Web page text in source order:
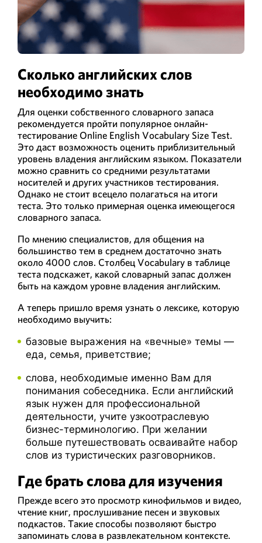
Сколько английских слов
необходимо знать
Для оценки собственного словарного запаса
рекомендуется пройти популярное онлайн-
тестирование Online English Vocabulary Size Test.
Это даст возможность оценить приблизительный
уровень владения английским языком. Показатели
можно сравнить со средними результатами
носителей и других участников тестирования.
Однако не стоит всецело полагаться на итоги
теста. Это только примерная оценка имеющегося
словарного запаса.
По мнению специалистов, для общения на
большинство тем в среднем достаточно знать
около 4000 слов. Столбец Vocabulary в таблице
теста подскажет, какой словарный запас должен
быть на каждом уровне владения английским.
А теперь пришло время узнать о лексике, которую
необходимо выучить:
базовые выражения на «вечные» темы —
еда, семья, приветствие;
слова, необходимые именно Вам для
понимания собеседника. Если английский
язык нужен для профессиональной
деятельности, учите узкоотраслевую
бизнес-терминологию. При желании
больше путешествовать осваивайте набор
слов из туристических разговорников.
Где брать слова для изучения
Прежде всего это просмотр кинофильмов и видео,
чтение книг, прослушивание песен и звуковых
подкастов. Такие способы позволяют быстро
запоминать слова в развлекательном контексте.